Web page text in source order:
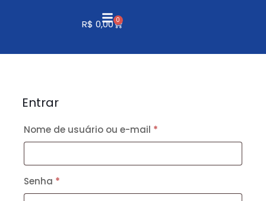
R$ 0,00 0
Entrar
Nome de usuário ou e-mail *
Senha *